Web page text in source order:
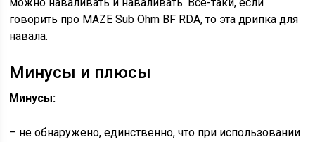
говорить про MAZE Sub Ohm BF RDA, то эта дрипка для
навала.
Минусы и плюсы
Минусы:
– не обнаружено, единственно, что при использовании